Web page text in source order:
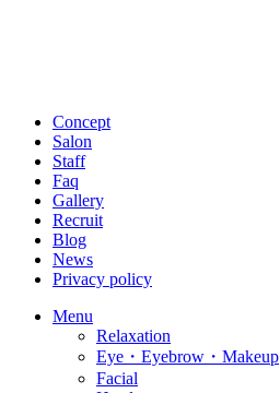
Concept
Salon
Staff
Faq
Gallery
Recruit
Blog
News
Privacy policy
Menu
Relaxation
Eye・Eyebrow・Makeup
Facial